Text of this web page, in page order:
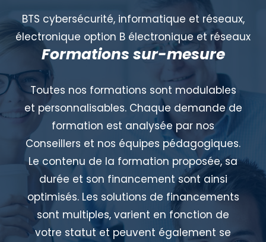
BTS cybersécurité, informatique et réseaux,
électronique option B électronique et réseaux
Formations sur-mesure
Toutes nos formations sont modulables
et personnalisables. Chaque demande de
formation est analysée par nos
Conseillers et nos équipes pédagogiques.
Le contenu de la formation proposée, sa
durée et son financement sont ainsi
optimisés. Les solutions de financements
sont multiples, varient en fonction de
votre statut et peuvent également se